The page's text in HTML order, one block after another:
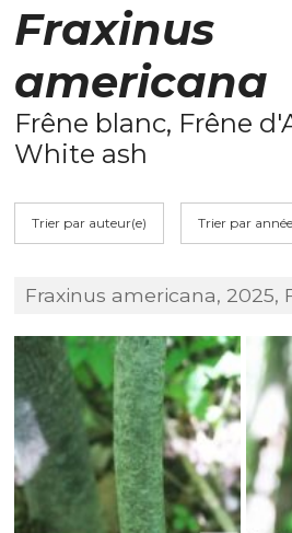
Fraxinus
americana
Frêne blanc, Frêne
White ash
Trier par auteur(e) Trier par année
Fraxinus americana, 2025,